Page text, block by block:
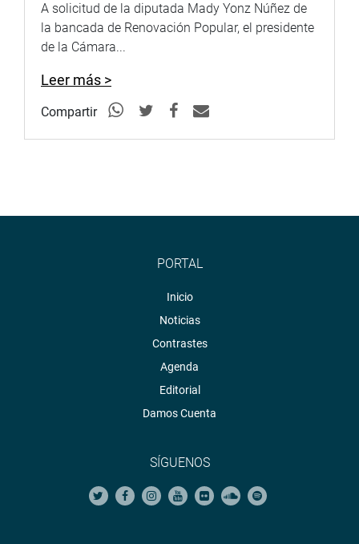
A solicitud de la diputada Mady Yonz Núñez de
la bancada de Renovación Popular, el presidente
de la Cámara...
Leer más >
Compartir
PORTAL
Inicio
Noticias
Contrastes
Agenda
Editorial
Damos Cuenta
SÍGUENOS